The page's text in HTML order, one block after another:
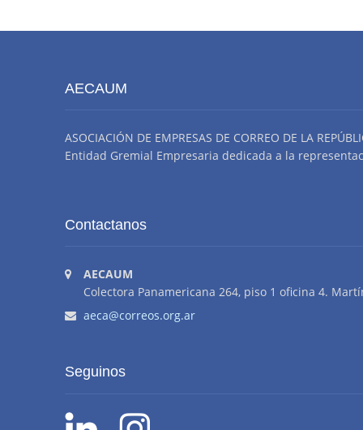
AECAUM
ASOCIACIÓN DE EMPRESAS DE CORREO DE LA
Entidad Gremial Empresaria dedicada a la
Contactanos
AECAUM
Colectora Panamericana 264, piso 1 oficina 4.
aeca@correos.org.ar
Seguinos